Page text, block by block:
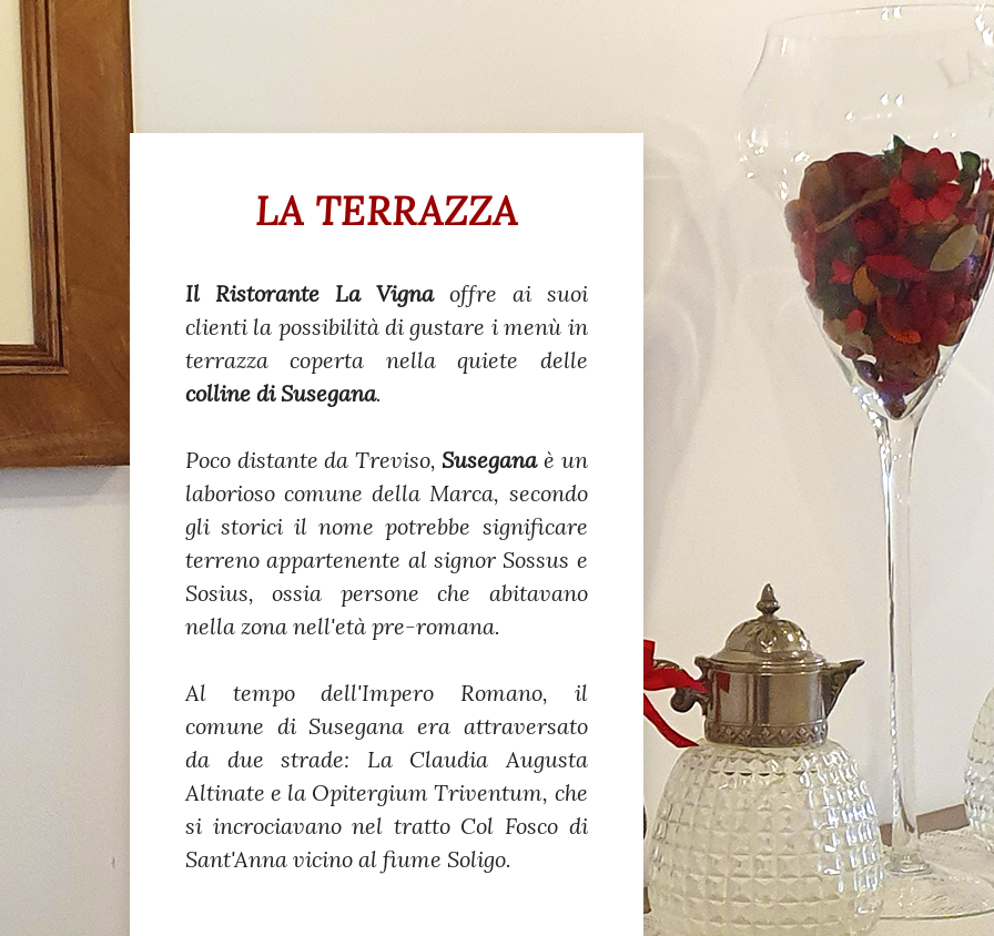
RISTORANTE
LA TERRAZZA
Il Ristorante La Vignaoffre ai suoi
clienti la possibilità di gustare i menù in
terrazza coperta nella quiete delle
colline di Susegana.
Poco distante da Treviso, Suseganaè un
laborioso comune della Marca, secondo
gli storici il nome potrebbe significare
terreno appartenente al signor Sossus e
Sosius, ossia persone che abitavano
nella zona nell'età pre-romana.
Al tempo dell'Impero Romano, il
comune di Susegana era attraversato
da due strade: La Claudia Augusta
Altinate e la Opitergium Triventum, che
si incrociavano nel tratto Col Fosco di
Sant'Anna vicino al fiume Soligo.